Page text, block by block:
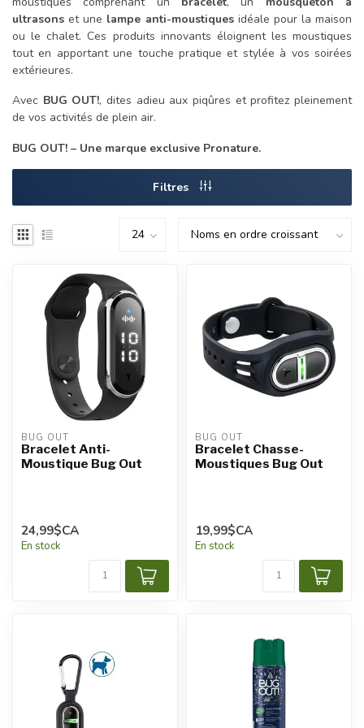
ultrasons et une lampe anti-moustiquesidéale pour la maison
ou le chalet. Ces produits innovants éloignent les moustiques
tout en apportant une touche pratique et stylée à vos soirées
extérieures.
Avec BUG OUT!, dites adieu aux piqûres et profitez pleinement
de vos activités de plein air.
BUG OUT! – Une marque exclusive Pronature.
Filtres
BUG OUT
Bracelet Anti-
Moustique Bug Out
24,99$CA
En stock
BUG OUT
Bracelet Chasse-
Moustiques Bug Out
19,99$CA
En stock